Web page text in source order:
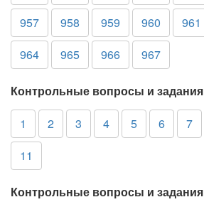
957
958 959 960 961
964
965 966 967
Контрольные вопросы и задания
1 2 3 4 5 6 7
11
Контрольные вопросы и задания